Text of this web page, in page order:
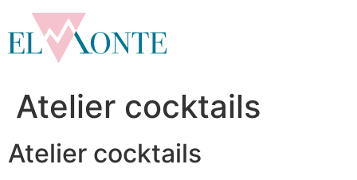
au
contenu
Atelier cocktails
Atelier cocktails